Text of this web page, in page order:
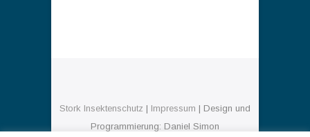
Stork Insektenschutz | Impressum | Design und
Programmierung: Daniel Simon